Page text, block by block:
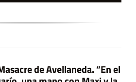
de Avellaneda. “En el